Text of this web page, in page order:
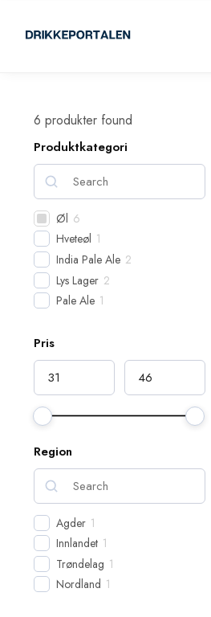
6 produkter found
Produktkategori
Øl 6
Hveteøl 1
India Pale Ale 2
Lys Lager 2
Pale Ale 1
Pris
Region
Agder 1
Innlandet 1
Trøndelag 1
Nordland 1